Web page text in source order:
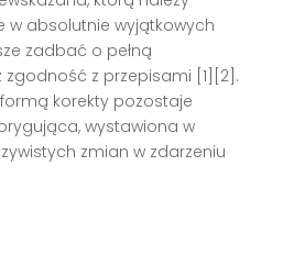
w absolutnie wyjątkowych
zadbać o pełną
z przepisami [1][2] .
korekty pozostaje
wystawiona w
zmian w zdarzeniu